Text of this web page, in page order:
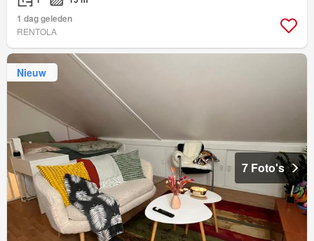
1 dag geleden
RENTOLA
Nieuw
7 Foto's